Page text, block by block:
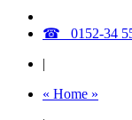
☎ 0152-34
|
« Home »